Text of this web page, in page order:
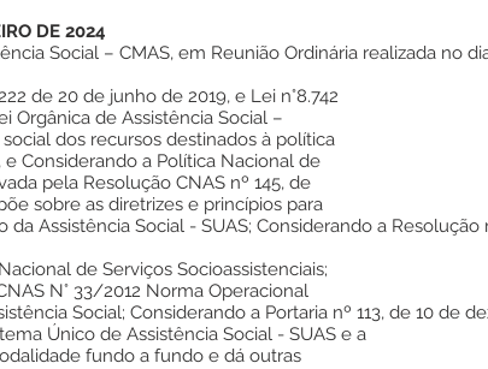
DE 2024
Social – CMAS, em Reunião Ordinária realizada no
de 20 de junho de 2019, e Lei n°8.742
Orgânica de Assistência Social –
dos recursos destinados à política
Considerando a Política Nacional de
pela Resolução CNAS nº 145, de
sobre as diretrizes e princípios para
Assistência Social - SUAS; Considerando a
de Serviços Socioassistenciais;
N° 33/2012 Norma Operacional
Social; Considerando a Portaria nº 113, de 10 de
Único de Assistência Social - SUAS e a
fundo a fundo e dá outras